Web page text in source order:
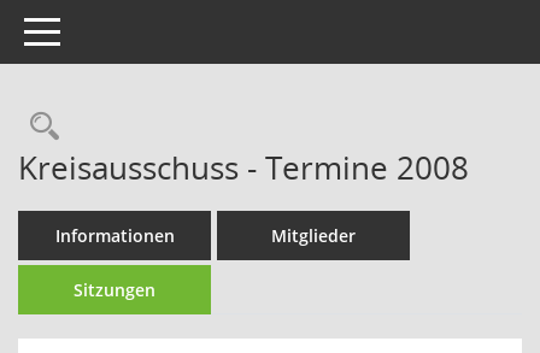
Toggle navigation
Rechercheauswahl
Kreisausschuss - Termine 2008
Informationen Mitglieder
Sitzungen